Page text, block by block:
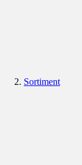
Sortiment